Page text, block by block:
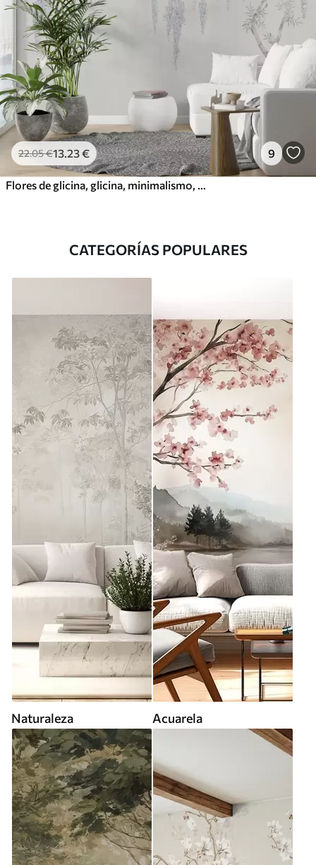
22.05€13 .23€ 9
CATEGORÍAS POPULARES
Naturaleza Acuarela